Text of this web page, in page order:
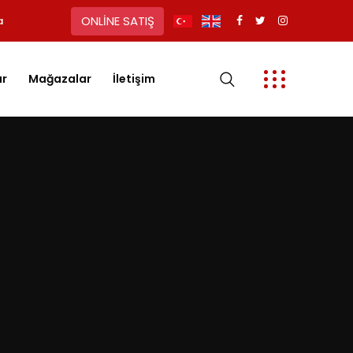
ONLİNE SATIŞ
Mağazalar İletişim